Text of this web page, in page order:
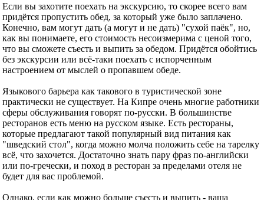
Если вы захотите поехать на экскурсию, то скорее всего вам
придётся пропустить обед, за который уже было заплачено.
Конечно, вам могут дать (а могут и не дать) "сухой паёк", но,
как вы понимаете, его стоимость несоизмерима с ценой того,
что вы сможете съесть и выпить за обедом. Придётся обойтись
без экскурсии или всё-таки поехать с испорченным
настроением от мыслей о пропавшем обеде.
Языкового барьера как такового в туристической зоне
практически не существует. На Кипре очень многие работники
сферы обслуживания говорят по-русски. В большинстве
ресторанов есть меню на русском языке. Есть рестораны,
которые предлагают такой популярный вид питания как
"шведский стол", когда можно молча положить себе на тарелку
всё, что захочется. Достаточно знать пару фраз по-английски
или по-гречески, и поход в ресторан за пределами отеля не
будет для вас проблемой.
Однако, если как можно больше съесть и выпить - ваша